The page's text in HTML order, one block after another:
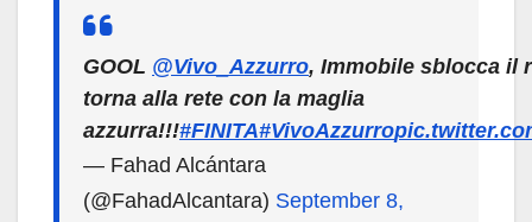
GOOL @Vivo_Azzurro, Immobile sblocca il
torna alla rete con la maglia
azzurra!!!#FINITA#VivoAzzurro
— Fahad Alcántara
(@FahadAlcantara) September 8,